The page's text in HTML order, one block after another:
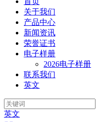
关于我们
产品中心
新闻资讯
荣誉证书
电子样册
2026电子样册
联系我们
英文
英文